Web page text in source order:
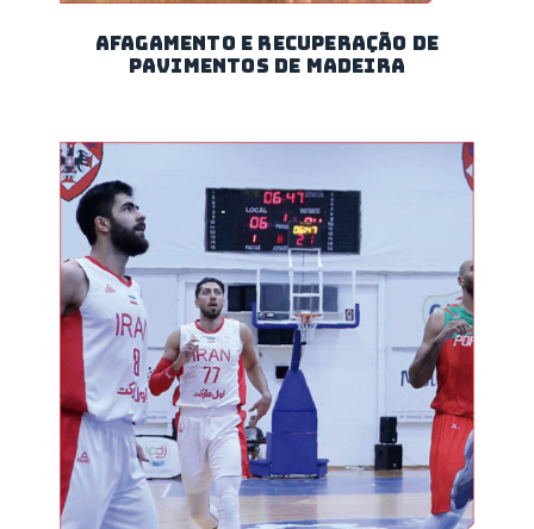
AFAGAMENTO E RECUPERAÇÃO DE
PAVIMENTOS DE MADEIRA